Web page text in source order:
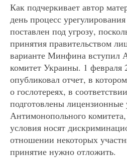
Как подчеркивает автор
день процесс
поставлен под угрозу,
принятия правительством
варианте Минфина вступил
комитет Украины. 1
опубликовал отчет, в
о гослотереях, в
подготовлены
Антимонопольного
условия носят
отношении некоторых
принятие нужно отложить.